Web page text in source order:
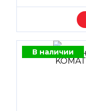
В наличии